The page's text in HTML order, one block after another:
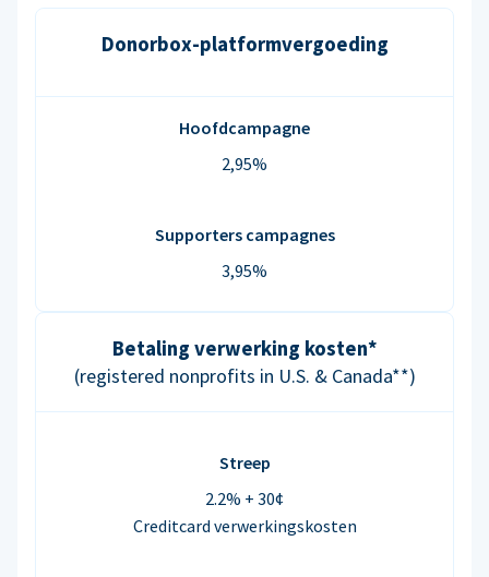
Donorbox-platformvergoeding
Hoofdcampagne
2,95%
Supporters campagnes
3,95%
Betaling verwerking kosten*
(registered nonprofits in U.S. & Canada**)
Streep
2.2% + 30¢
Creditcard verwerkingskosten